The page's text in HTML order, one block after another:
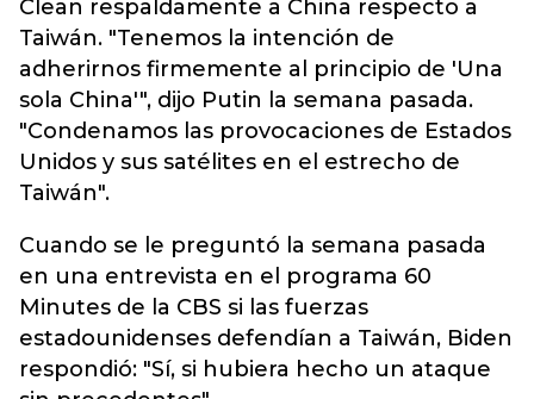
Clean respaldamente a China respecto a
Taiwán. "Tenemos la intención de
adherirnos firmemente al principio de 'Una
sola China'", dijo Putin la semana pasada.
"Condenamos las provocaciones de Estados
Unidos y sus satélites en el estrecho de
Taiwán".
Cuando se le preguntó la semana pasada
en una entrevista en el programa 60
Minutes de la CBS si las fuerzas
estadounidenses defendían a Taiwán, Biden
respondió: "Sí, si hubiera hecho un ataque